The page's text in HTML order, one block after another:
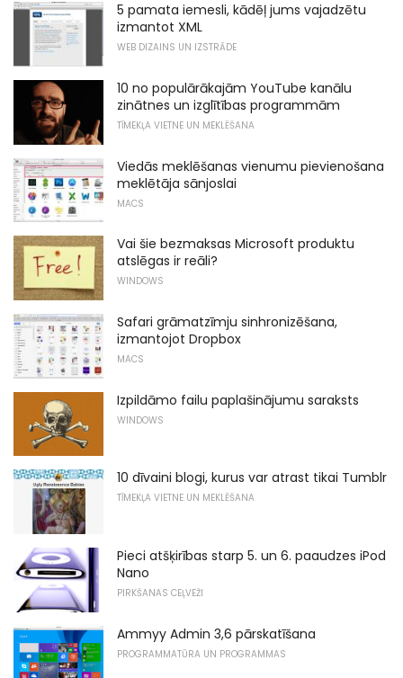
5 pamata iemesli, kādēļ jums vajadzētu
izmantot XML
WEB DIZAINS UN IZSTRĀDE
10 no populārākajām YouTube kanālu
zinātnes un izglītības programmām
TĪMEKĻA VIETNE UN MEKLĒŠANA
Viedās meklēšanas vienumu pievienošana
meklētāja sānjoslai
MACS
Vai šie bezmaksas Microsoft produktu
atslēgas ir reāli?
WINDOWS
Safari grāmatzīmju sinhronizēšana,
izmantojot Dropbox
MACS
Izpildāmo failu paplašinājumu saraksts
WINDOWS
10 dīvaini blogi, kurus var atrast tikai Tumblr
TĪMEKĻA VIETNE UN MEKLĒŠANA
Pieci atšķirības starp 5. un 6. paaudzes iPod
Nano
PIRKŠANAS CEĻVEŽI
Ammyy Admin 3,6 pārskatīšana
PROGRAMMATŪRA UN PROGRAMMAS